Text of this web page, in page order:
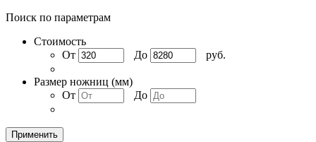
Поиск по параметрам
Стоимость
От
До руб.
Размер ножниц (мм)
От
До
Применить